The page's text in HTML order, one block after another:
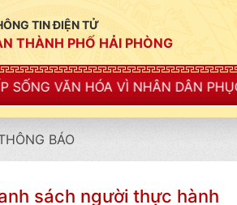
TIN ĐIỆN TỬ
THÀNH PHỐ HẢI PHÒNG
NHÂN DÂN PHỤC VỤ"
BÁO
sách người thực hành